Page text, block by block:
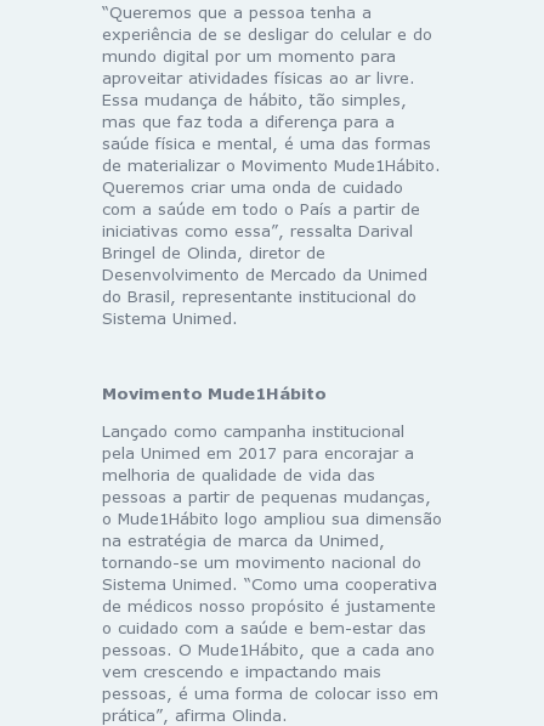
“Queremos que a pessoa tenha a
experiência de se desligar do celular e do
mundo digital por um momento para
aproveitar atividades físicas ao ar livre.
Essa mudança de hábito, tão simples,
mas que faz toda a diferença para a
saúde física e mental, é uma das formas
de materializar o Movimento Mude1Hábito.
Queremos criar uma onda de cuidado
com a saúde em todo o País a partir de
iniciativas como essa”, ressalta Darival
Bringel de Olinda, diretor de
Desenvolvimento de Mercado da Unimed
do Brasil, representante institucional do
Sistema Unimed.
Movimento Mude1Hábito
Lançado como campanha institucional
pela Unimed em 2017 para encorajar a
melhoria de qualidade de vida das
pessoas a partir de pequenas mudanças,
o Mude1Hábito logo ampliou sua dimensão
na estratégia de marca da Unimed,
tornando-se um movimento nacional do
Sistema Unimed. “Como uma cooperativa
de médicos nosso propósito é justamente
o cuidado com a saúde e bem-estar das
pessoas. O Mude1Hábito, que a cada ano
vem crescendo e impactando mais
pessoas, é uma forma de colocar isso em
prática”, afirma Olinda.